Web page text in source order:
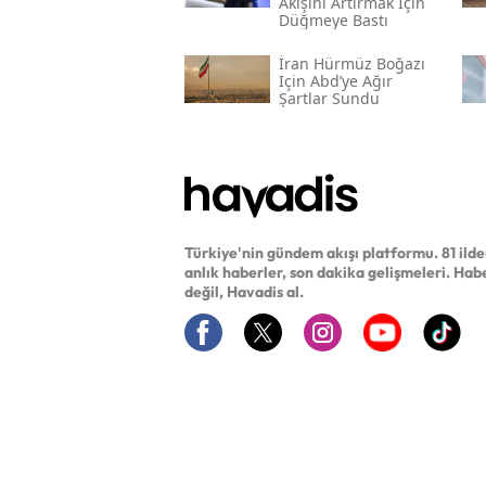
Düğmeye Bastı
İran Hürmüz Boğazı
Için Abd’ye Ağır
Şartlar Sundu
Türkiye'nin gündem akışı platformu. 81
anlık haberler, son dakika gelişmeleri.
değil, Havadis al.